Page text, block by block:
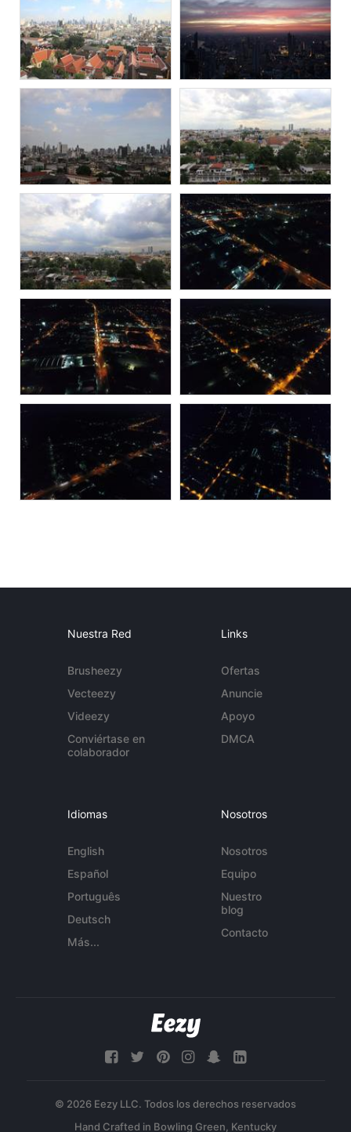
Nuestra Red
Brusheezy
Vecteezy
Videezy
Conviértase en
colaborador
Links
Ofertas
Anuncie
Apoyo
DMCA
Idiomas
English
Español
Português
Deutsch
Más...
Nosotros
Nosotros
Equipo
Nuestro
blog
Contacto
© 2026 Eezy LLC. Todos los derechos reservados